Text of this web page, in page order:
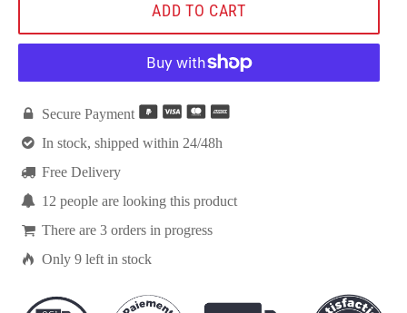
ADD TO CART
 Secure Payment
 In stock, shipped within 24/48h
 Free Delivery
 12 people are looking this product
 There are3 orders in progress
 Only9 left in stock